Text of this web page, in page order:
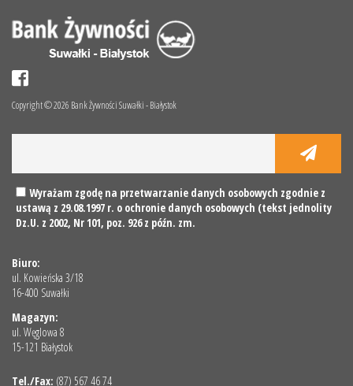
Copyright © 2026 Bank Żywności Suwałki - Białystok
Wyrażam zgodę na przetwarzanie danych osobowych zgodnie z
ustawą z 29.08.1997 r. o ochronie danych osobowych (tekst jednolity
Dz.U. z 2002, Nr 101, poz. 926 z późn. zm.
Biuro:
ul. Kowieńska 3/18
16-400 Suwałki
Magazyn:
ul. Węglowa 8
15-121 Białystok
Tel./Fax: (87) 567 46 74